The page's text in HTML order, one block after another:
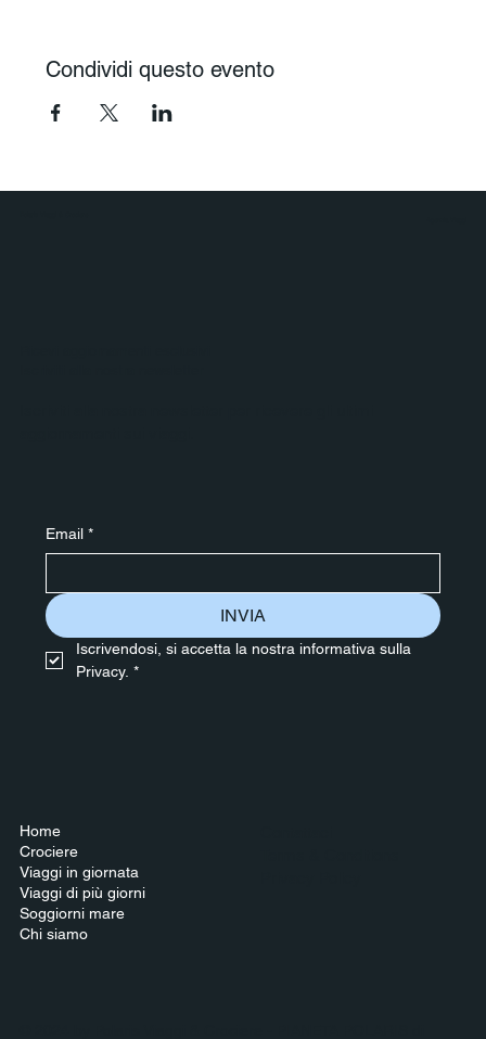
Condividi questo evento
Email *
INVIA
Iscrivendosi, si accetta la nostra informativa sulla
Privacy. *
Home
Crociere
Viaggi in giornata
Viaggi di più giorni
Soggiorni mare
Chi siamo